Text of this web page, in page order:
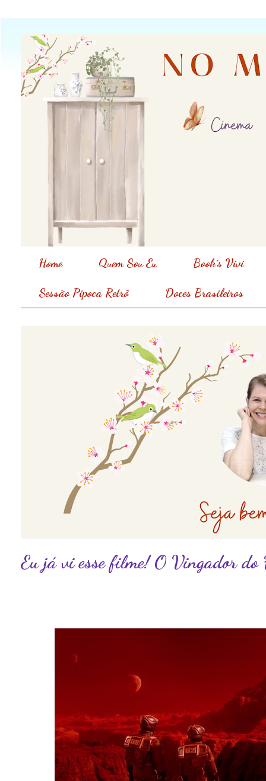
Home Quem Sou Eu Book´s Vivi
Sessão Pipoca Retrô Doces Brasileiros
Eu já vi esse filme! O Vingador do